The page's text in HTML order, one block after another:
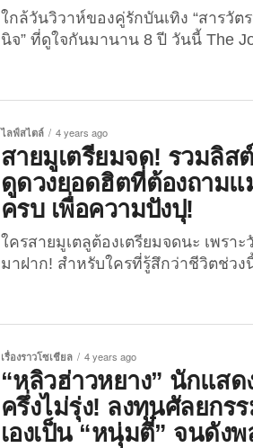
ใกล้วันวิวาห์ของคู่รักบันเทิง “สารวัต
นิจ” ที่ดูใจกันมานาน 8 ปี วันนี้ The
หวานใจของสาว “แพนเค้ก-เขมนิจ จ
“สารวัตรหมี” แต่จริง ๆ แล้ว เขามีชื่อเ
ไลฟ์สไตล์ 4 years ago
สายมูเตรียมจด! รวมลิส
ดูดวงยอดฮิตที่ต้องถามแ
ครบ เพื่อความปังปุ!
ใครสายมูเตลูต้องเตรียมจดนะ เพรา
มาฝาก! สำหรับใครที่รู้สึกว่าชีวิตช่วง
แบบนี้ ซึ่งยุคนี้การหาพิกัดแม่หมอแม่น
อยากอีกต่อไป เพราะมีรีวิวในโซเชียล
วงแบบออนไลน์และออนไซต์ บอกเลย
Joi ก็เคยรวมไว้ให้ด้วยนะ!) แต่ปัญหา
วงทีไรก็ดันคิดคำถามไม่ออกซะได้ บา
ถามไพ่ถามแม่หมอเยอะ ๆ เพราะมีคำ
เรื่องราวโซเชียล 4 years ago
“หลิวฮ่าวหยาง” นักแสด
ครึ่งไม่รุ่ง! ลงทุนศัลยกร
เองเป็น “หนุ่มตี๋” จนดัง